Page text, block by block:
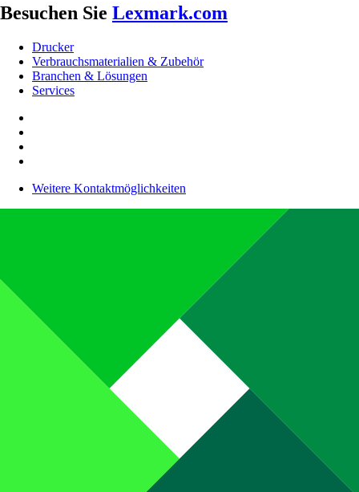
Besuchen Sie Lexmark.com
Drucker
Verbrauchsmaterialien & Zubehör
Branchen & Lösungen
Services
Weitere Kontaktmöglichkeiten